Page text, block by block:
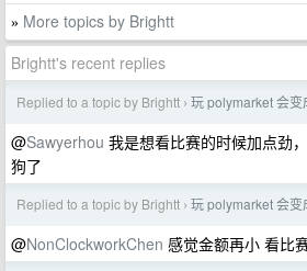
» More topics by Brightt
Brightt's recent replies
Replied to a topic by Brightt › 玩 polymarket 会变
@Sawyerhou 我是想看比赛的时候加点劲
狗了
Replied to a topic by Brightt › 玩 polymarket 会变
@NonClockworkChen 感觉金额再小 看比